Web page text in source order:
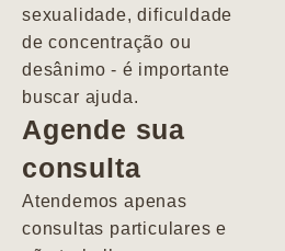
sexualidade, dificuldade
de concentração ou
desânimo - é importante
buscar ajuda.
Agende sua
consulta
Atendemos apenas
consultas particulares e